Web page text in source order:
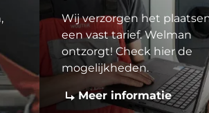
Wij verzorgen het
een vast tarief. Welman
ontzorgt! Check hier de
mogelijkheden.
Meer informatie